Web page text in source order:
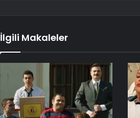
İlgili Makaleler